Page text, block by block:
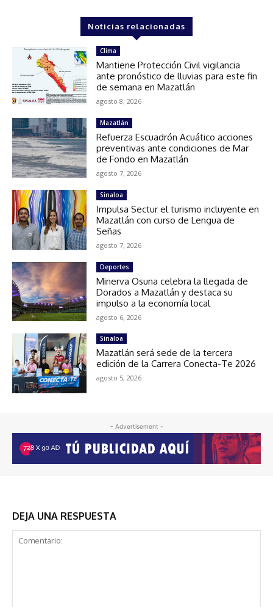
Noticias relacionadas
Clima
Mantiene Protección Civil vigilancia
ante pronóstico de lluvias para este fin
de semana en Mazatlán
agosto 8, 2026
Mazatlán
Refuerza Escuadrón Acuático acciones
preventivas ante condiciones de Mar
de Fondo en Mazatlán
agosto 7, 2026
Sinaloa
Impulsa Sectur el turismo incluyente en
Mazatlán con curso de Lengua de
Señas
agosto 7, 2026
Deportes
Minerva Osuna celebra la llegada de
Dorados a Mazatlán y destaca su
impulso a la economía local
agosto 6, 2026
Sinaloa
Mazatlán será sede de la tercera
edición de la Carrera Conecta-Te 2026
agosto 5, 2026
- Advertisement -
DEJA UNA RESPUESTA